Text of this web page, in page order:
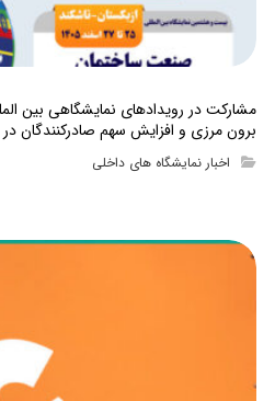
مشارکت در رویدادهای نمایشگاهی بین
برون مرزی و افزایش سهم صادرکنندگان
اخبار نمایشگاه های داخلی